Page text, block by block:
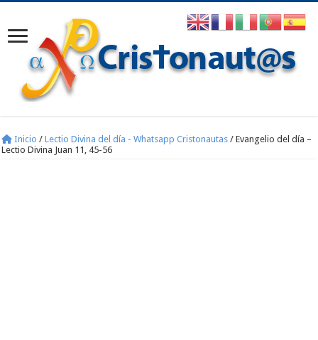
Inicio / Lectio Divina del día - Whatsapp Cristonautas / Evangelio del día –
Lectio Divina Juan 11, 45-56